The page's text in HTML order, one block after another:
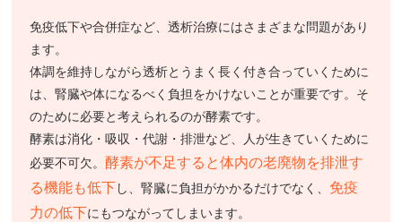
免疫低下や合併症など、透析治療にはさまざまな問題があり
ます。
体調を維持しながら透析とうまく長く付き合っていくために
は、腎臓や体になるべく負担をかけないことが重要です。そ
のために必要と考えられるのが酵素です。
酵素は消化・吸収・代謝・排泄など、人が生きていくために
必要不可欠。 酵素が不足すると体内の老廃物を排泄す
る機能も低下し、腎臓に負担がかかるだけでなく、 免疫
力の低下にもつながってしまいます。